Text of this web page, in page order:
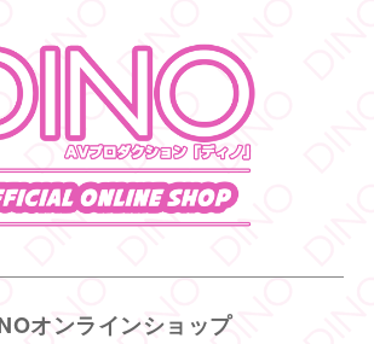
た
き @usayuki02 3 8月
売】
うございます
楽しみましょうね
DINO - ディノ／AVプロダクション リツイートされ
オンラインショップ